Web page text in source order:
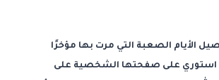
الأيام الصعبة التي مرت بها مؤخرًا
استوري على صفحتها الشخصية على